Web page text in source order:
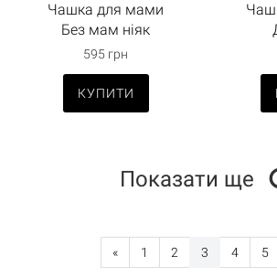
Чашка для мами
Без мам ніяк
595 грн
КУПИТИ
Показати ще
« 1 2 3 4 5